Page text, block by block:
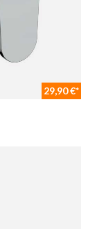
29,90 €*